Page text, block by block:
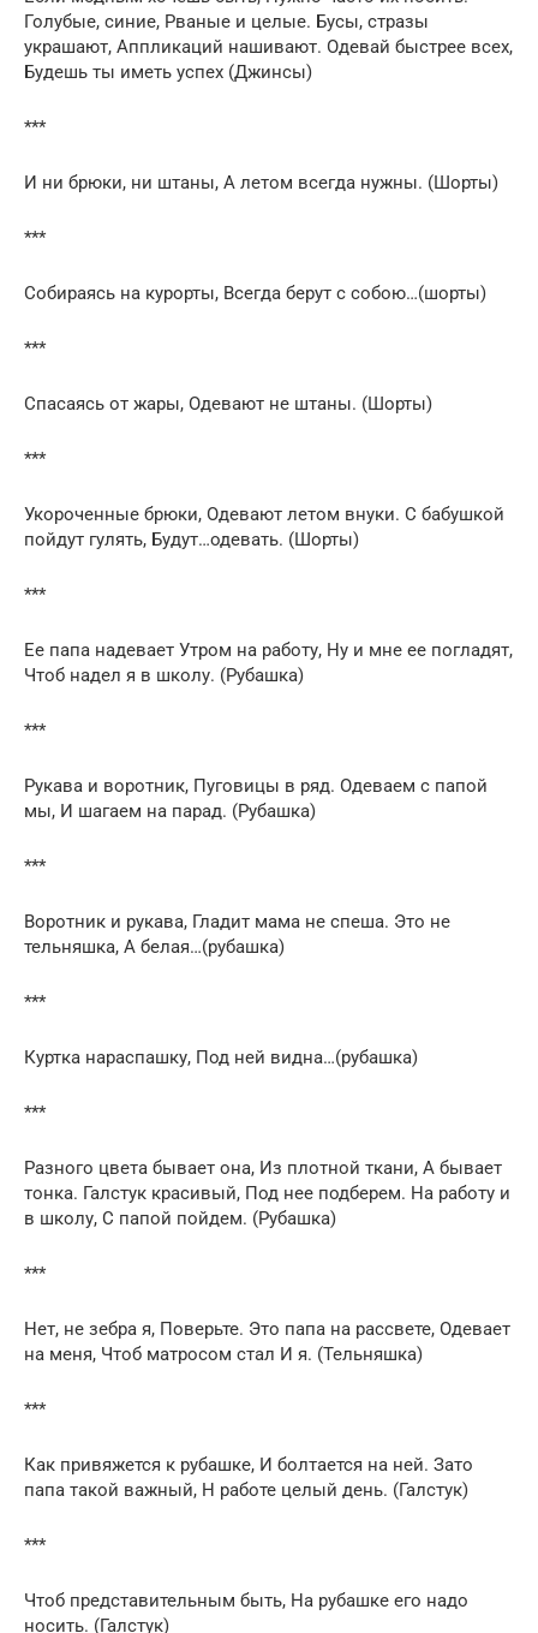
Голубые, синие, Рваные и целые. Бусы, стразы
украшают, Аппликаций нашивают. Одевай быстрее всех,
Будешь ты иметь успех (Джинсы)
***
И ни брюки, ни штаны, А летом всегда нужны. (Шорты)
***
Собираясь на курорты, Всегда берут с собою…(шорты)
***
Спасаясь от жары, Одевают не штаны. (Шорты)
***
Укороченные брюки, Одевают летом внуки. С бабушкой
пойдут гулять, Будут…одевать. (Шорты)
***
Ее папа надевает Утром на работу, Ну и мне ее погладят,
Чтоб надел я в школу. (Рубашка)
***
Рукава и воротник, Пуговицы в ряд. Одеваем с папой
мы, И шагаем на парад. (Рубашка)
***
Воротник и рукава, Гладит мама не спеша. Это не
тельняшка, А белая…(рубашка)
***
Куртка нараспашку, Под ней видна…(рубашка)
***
Разного цвета бывает она, Из плотной ткани, А бывает
тонка. Галстук красивый, Под нее подберем. На работу и
в школу, С папой пойдем. (Рубашка)
***
Нет, не зебра я, Поверьте. Это папа на рассвете, Одевает
на меня, Чтоб матросом стал И я. (Тельняшка)
***
Как привяжется к рубашке, И болтается на ней. Зато
папа такой важный, Н работе целый день. (Галстук)
***
Чтоб представительным быть, На рубашке его надо
носить. (Галстук)